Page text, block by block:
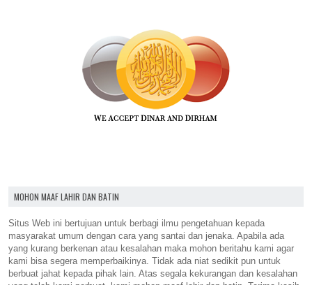
MOHON MAAF LAHIR DAN BATIN
Situs Web ini bertujuan untuk berbagi ilmu pengetahuan kepada
masyarakat umum dengan cara yang santai dan jenaka. Apabila ada
yang kurang berkenan atau kesalahan maka mohon beritahu kami agar
kami bisa segera memperbaikinya. Tidak ada niat sedikit pun untuk
berbuat jahat kepada pihak lain. Atas segala kekurangan dan kesalahan